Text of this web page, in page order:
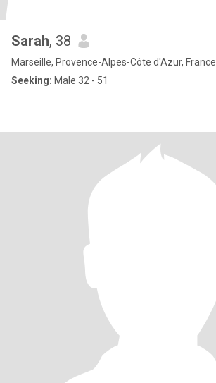
Sarah, 38
Marseille, Provence-Alpes-Côte d'Azur, France
Seeking: Male 32 - 51